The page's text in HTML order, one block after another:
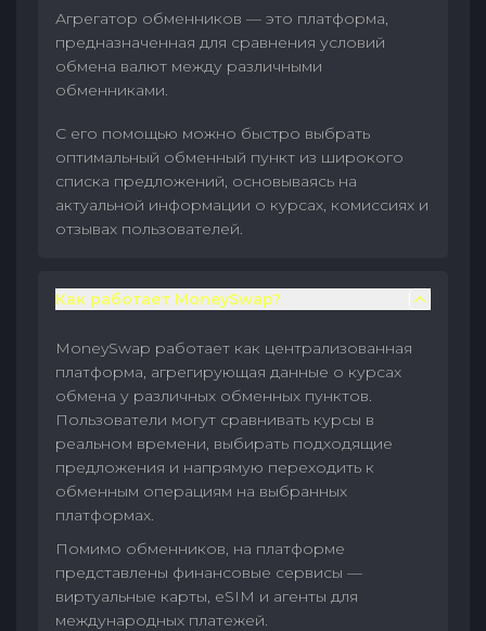
Агрегатор обменников — это платформа,
предназначенная для сравнения условий
обмена валют между различными
обменниками.
С его помощью можно быстро выбрать
оптимальный обменный пункт из широкого
списка предложений, основываясь на
актуальной информации о курсах, комиссиях и
отзывах пользователей.
Как работает MoneySwap?
MoneySwap работает как централизованная
платформа, агрегирующая данные о курсах
обмена у различных обменных пунктов.
Пользователи могут сравнивать курсы в
реальном времени, выбирать подходящие
предложения и напрямую переходить к
обменным операциям на выбранных
платформах.
Помимо обменников, на платформе
представлены финансовые сервисы —
виртуальные карты, eSIM и агенты для
международных платежей.